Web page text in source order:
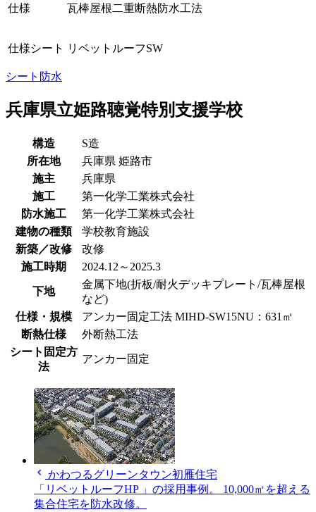
仕様 瓦棒屋根二重断熱防水工法
仕様シート リベットルーフSW
シート防水
兵庫県立姫路聴覚特別支援学校
構造
S造
所在地
兵庫県 姫路市
施主
兵庫県
施工
第一化学工業株式会社
防水施工
第一化学工業株式会社
建物の種類
学校教育施設
新築／改修
改修
施工時期
2024.12～2025.3
下地
金属下地(折板/耐火デッキプレート/瓦棒屋根
など)
仕様・規模
アンカー固定工法 MIHD-SW15NU：631㎡
断熱仕様
外断熱工法
シート固定方
法
アンカー固定
chevron_left かわつるグリーンタウン初雁住宅
「リベットルーフHP 」の採用事例。 10,000㎡を超える
集合住宅を防水改修。